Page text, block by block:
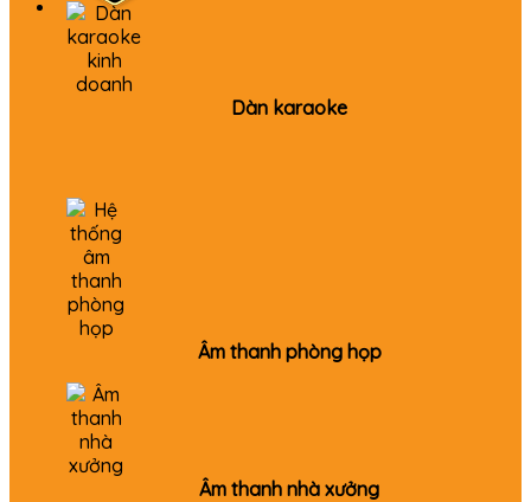
Dàn karaoke
Âm thanh phòng họp
Âm thanh nhà xưởng